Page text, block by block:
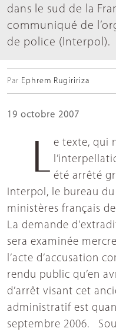
dans le sud de la
communiqué de
de police (Interpol).
Par Ephrem Rugiririza
19 octobre 2007
été arrêté
Interpol, le bureau
ministères français
La demande
sera examinée
l’acte d’accusation
rendu public qu’en
d’arrêt visant cet
administratif est
septembre 2006.